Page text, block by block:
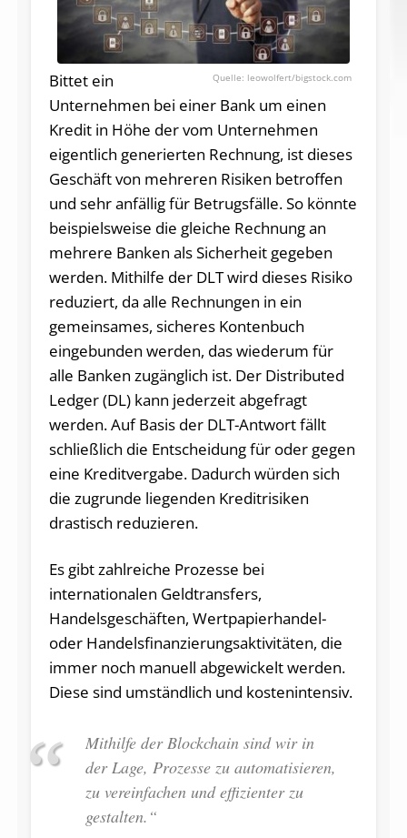
leowolfert/bigstock.com
Bittet ein
Unternehmen bei einer Bank um einen
Kredit in Höhe der vom Unternehmen
eigentlich generierten Rechnung, ist dieses
Geschäft von mehreren Risiken betroffen
und sehr anfällig für Betrugsfälle. So könnte
beispielsweise die gleiche Rechnung an
mehrere Banken als Sicherheit gegeben
werden. Mithilfe der DLT wird dieses Risiko
reduziert, da alle Rechnungen in ein
gemeinsames, sicheres Kontenbuch
eingebunden werden, das wiederum für
alle Banken zugänglich ist. Der Distributed
Ledger (DL) kann jederzeit abgefragt
werden. Auf Basis der DLT-Antwort fällt
schließlich die Entscheidung für oder gegen
eine Kreditvergabe. Dadurch würden sich
die zugrunde liegenden Kreditrisiken
drastisch reduzieren.
Es gibt zahlreiche Prozesse bei
internationalen Geldtransfers,
Handelsgeschäften, Wertpapierhandel-
oder Handelsfinanzierungsaktivitäten, die
immer noch manuell abgewickelt werden.
Diese sind umständlich und kostenintensiv.
Mithilfe der Blockchain sind wir in
der Lage, Prozesse zu automatisieren,
zu vereinfachen und effizienter zu
gestalten.“